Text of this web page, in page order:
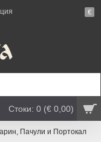
€
Стоки: 0 (€ 0,00)
Пачули и Портокал